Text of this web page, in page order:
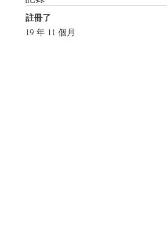
註冊了
19 年 11 個月